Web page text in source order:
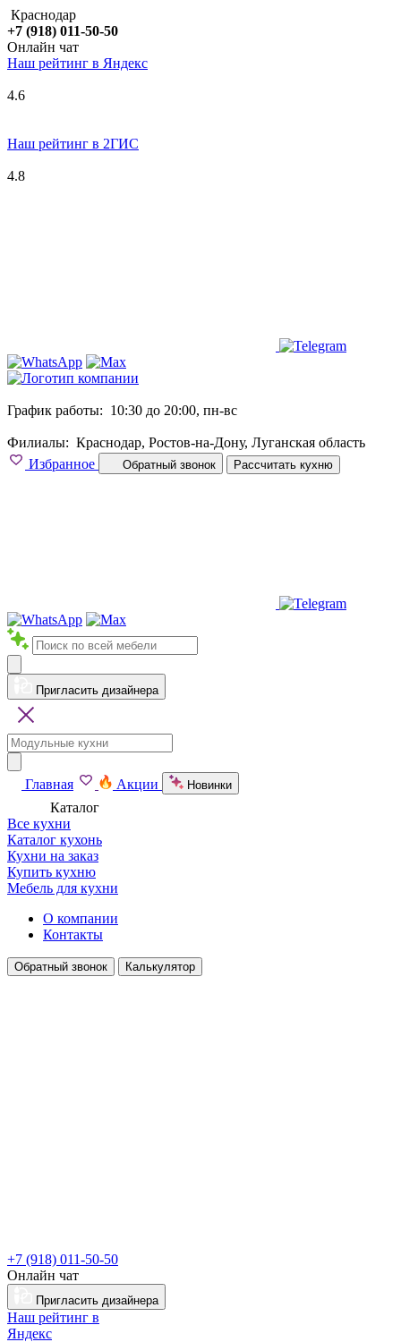
Краснодар
+7 (918) 011-50-50
Онлайн чат
Наш рейтинг в Яндекс
4.6
Наш рейтинг в 2ГИС
4.8
График работы: 10:30 до 20:00, пн-вс
Филиалы: Краснодар, Ростов-на-Дону, Луганская область
Избранное
Обратный звонок Рассчитать кухню
Пригласить дизайнера
Главная Акции Новинки
Каталог
Все кухни
Каталог кухонь
Кухни на заказ
Купить кухню
Мебель для кухни
О компании
Контакты
Обратный звонок Калькулятор
+7 (918) 011-50-50
Онлайн чат
Пригласить дизайнера
Наш рейтинг в
Яндекс